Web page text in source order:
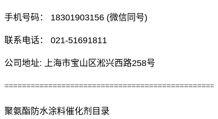
手机号码： 18301903156 (微信同号)
联系电话： 021-51691811
公司地址: 上海市宝山区淞兴西路258号
聚氨酯防水涂料催化剂目录